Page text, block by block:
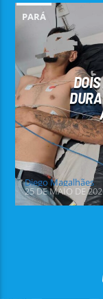
PARÁ
Diego Magalhães
25 DE MAIO DE